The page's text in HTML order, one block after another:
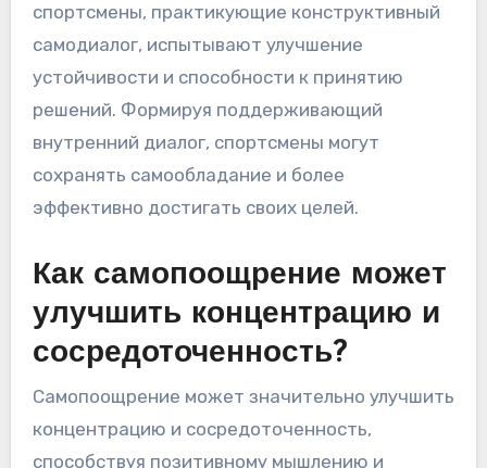
спортсмены, практикующие конструктивный
самодиалог, испытывают улучшение
устойчивости и способности к принятию
решений. Формируя поддерживающий
внутренний диалог, спортсмены могут
сохранять самообладание и более
эффективно достигать своих целей.
Как самопоощрение может
улучшить концентрацию и
сосредоточенность?
Самопоощрение может значительно улучшить
концентрацию и сосредоточенность,
способствуя позитивному мышлению и